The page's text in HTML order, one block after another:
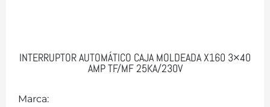
INTERRUPTOR AUTOMÁTICO CAJA MOLDEADA X160 3×40
AMP TF/MF 25KA/230V
Marca: